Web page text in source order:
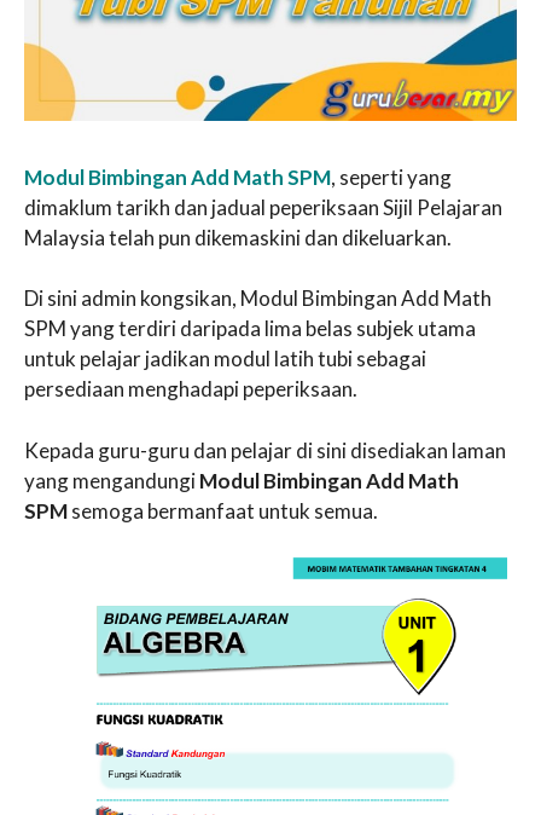
Modul Bimbingan Add Math SPM, seperti yang
dimaklum tarikh dan jadual peperiksaan Sijil Pelajaran
Malaysia telah pun dikemaskini dan dikeluarkan.
Di sini admin kongsikan, Modul Bimbingan Add Math
SPM yang terdiri daripada lima belas subjek utama
untuk pelajar jadikan modul latih tubi sebagai
persediaan menghadapi peperiksaan.
Kepada guru-guru dan pelajar di sini disediakan laman
yang mengandungiModul Bimbingan Add Math
SPMsemoga bermanfaat untuk semua.